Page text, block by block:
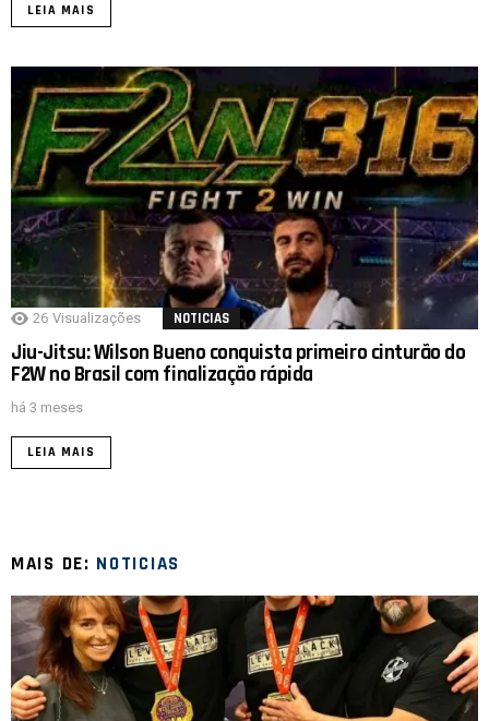
LEIA MAIS
26 Visualizações NOTICIAS
Jiu-Jitsu: Wilson Bueno conquista primeiro cinturão do
F2W no Brasil com finalização rápida
há 3 meses
LEIA MAIS
MAIS DE: NOTICIAS